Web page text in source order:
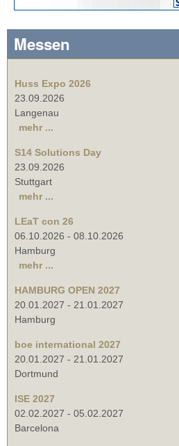
Messen
Huss Expo 2026
23.09.2026
Langenau
mehr ...
S14 Solutions Day
23.09.2026
Stuttgart
mehr ...
LEaT con 26
06.10.2026 - 08.10.2026
Hamburg
mehr ...
HAMBURG OPEN 2027
20.01.2027 - 21.01.2027
Hamburg
boe international 2027
20.01.2027 - 21.01.2027
Dortmund
ISE 2027
02.02.2027 - 05.02.2027
Barcelona